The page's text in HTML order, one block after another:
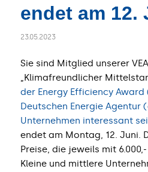
endet am 12.
23.05.2023
Sie sind Mitglied unserer
„Klimafreundlicher
der Energy Efficiency Award
Deutschen Energie Agentur
Unternehmen interessant
endet am Montag, 12. Juni.
Preise, die jeweils mit
Kleine und mittlere